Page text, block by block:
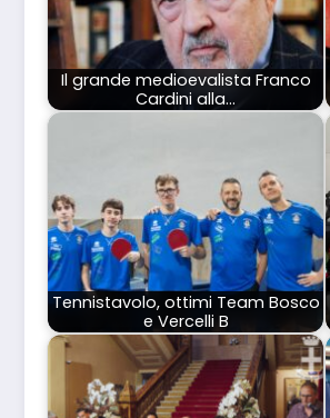
Il grande medioevalista Franco
Cardini alla…
Tennistavolo, ottimi Team Bosco
e Vercelli B